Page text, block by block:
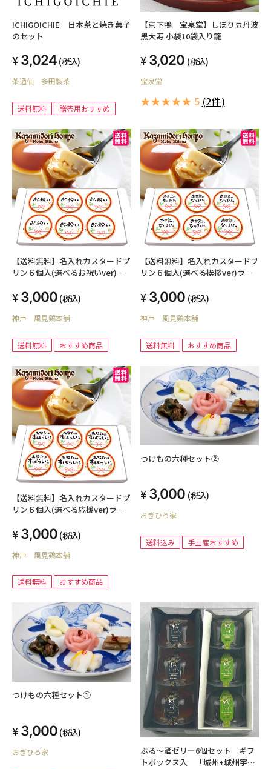
ICHIGOICHIE 日本茶と焼き菓子
のセット
3,024 (税込)
茶通仙 多田製茶
送料無料 贈答用おすすめ
【京下鴨 宝泉堂】しぼり豆丹波
黒大寿 小袋10袋入り籠
3,020 (税込)
宝泉堂
★★★★★ 5 (2件)
【送料無料】名入れカスタードプ
リン６個入(選べるお祝いver)ラ
3,000 (税込)
神戸 風見鶏本舗
送料無料 おすすめ商品
【送料無料】名入れカスタードプ
リン６個入(選べる挨拶ver)ラッ
3,000 (税込)
神戸 風見鶏本舗
送料無料 おすすめ商品
【送料無料】名入れカスタードプ
リン６個入(選べる応援ver)ラッ
3,000 (税込)
神戸 風見鶏本舗
送料無料 おすすめ商品
つけもの六種セット②
3,000 (税込)
おぎひろ家
送料込み 手土産おすすめ
つけもの六種セット①
3,000 (税込)
おぎひろ家
ぷる～酒ゼリー6個セット ギフ
トボックス入 「城州+城州宇治